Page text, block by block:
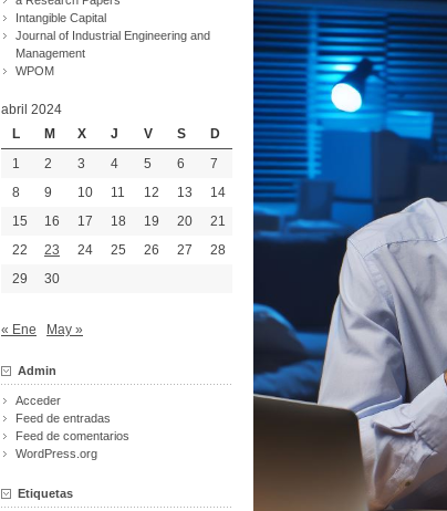
Intangible Capital
Journal of Industrial Engineering and
Management
WPOM
abril 2024
L
M X J V S
D
1
2 3 4 5 6
7
8
9 10 11 12 13
14
15
16 17 18 19 20
21
22
23 24 25 26 27
28
29
30
« Ene May »
Admin
Acceder
Feed de entradas
Feed de comentarios
WordPress.org
Etiquetas